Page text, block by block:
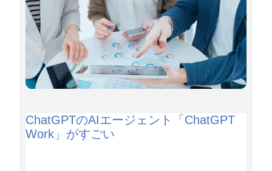
ChatGPTのAIエージェント「ChatGPT
Work」がすごい